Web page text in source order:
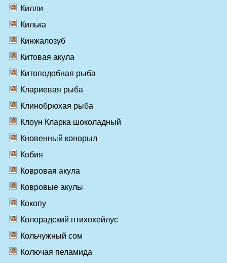
Килли
Килька
Кинжалозуб
Китовая акула
Китоподобная рыба
Клариевая рыба
Клинобрюхая рыба
Клоун Кларка шоколадный
Кновенный конорыл
Кобия
Ковровая акула
Ковровые акулы
Кокопу
Колорадский птихохейлус
Кольчужный сом
Колючая пеламида